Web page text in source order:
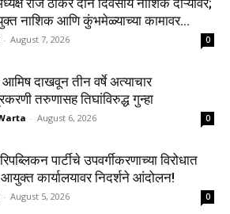
नाशिक आणि कुंभमेळ्याच्या कामावर...
- August 7, 2026 0
दाखवून तीन वर्षे अत्याचार
तरुणासह तिघांविरुद्ध गुन्हा
- August 6, 2026 0
पार्टीचे उपवर्गीकरणाच्या विरोधात
कार्यालयावर निदर्शने आंदोलन!
- August 5, 2026 0